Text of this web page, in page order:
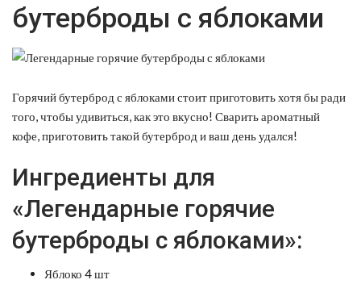
бутерброды с яблоками
Горячий бутерброд с яблоками стоит приготовить хотя бы ради
того, чтобы удивиться, как это вкусно! Сварить ароматный
кофе, приготовить такой бутерброд и ваш день удался!
Ингредиенты для
«Легендарные горячие
бутерброды с яблоками»:
Яблоко 4 шт